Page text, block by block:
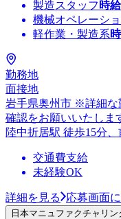
製造スタッフ 時給
機械オペレーシ
軽作業・製造系
勤務地
面接地
岩手県奥州市 ※詳細な
確認をお願いいたしま
陸中折居駅 徒歩15分
交通費支給
未経験OK
詳細を見る 応募画面
日本マニュファクチャリ